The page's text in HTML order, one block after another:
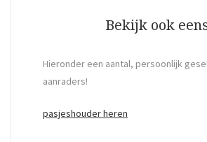
Bekijk ook
Hieronder een aantal, persoonlijk
aanraders!
pasjeshouder heren